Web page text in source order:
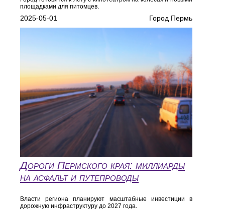
площадками для питомцев.
2025-05-01 Город Пермь
Дороги Пермского края: миллиарды
на асфальт и путепроводы
Власти региона планируют масштабные инвестиции в
дорожную инфраструктуру до 2027 года.